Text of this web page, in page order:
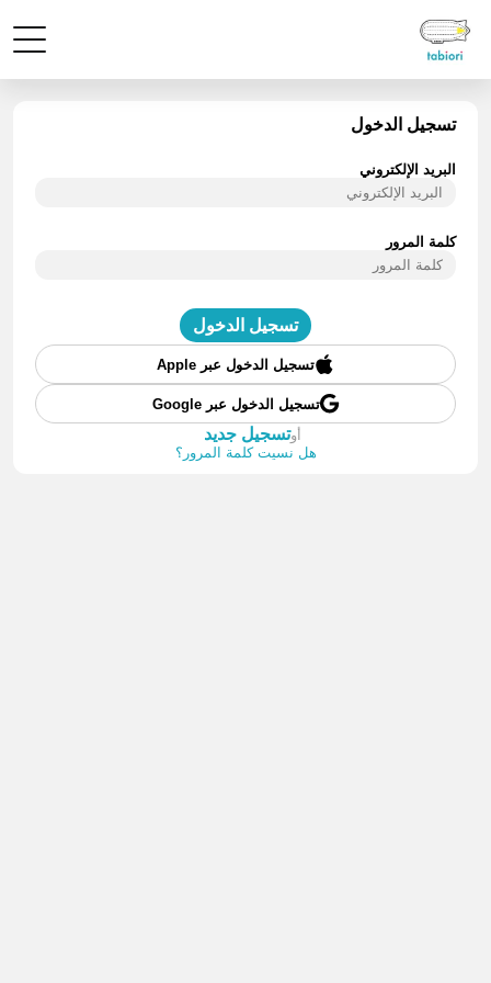
تسجيل الدخول
البريد الإلكتروني
كلمة المرور
تسجيل الدخول
تسجيل الدخول عبر Apple
تسجيل الدخول عبر Google
أوتسجيل جديد
هل نسيت كلمة المرور؟